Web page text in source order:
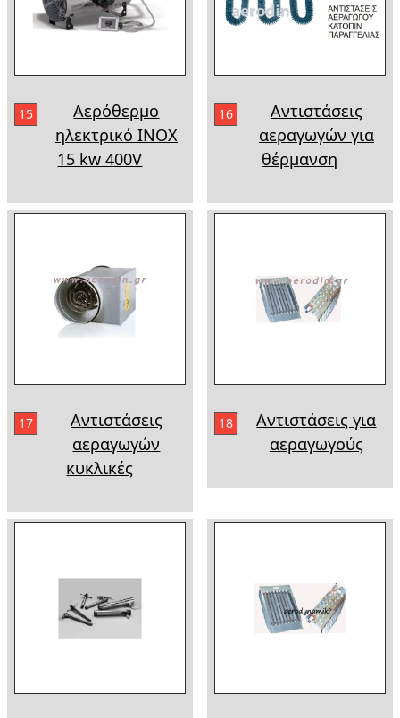
15
Αερόθερμο
ηλεκτρικό INOX
15 kw 400V
16
Αντιστάσεις
αεραγωγών για
θέρμανση
17
Αντιστάσεις
αεραγωγών
κυκλικές
18
Αντιστάσεις για
αεραγωγούς